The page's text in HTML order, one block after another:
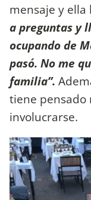
mensaje y ella
a preguntas y
ocupando de
pasó. No me
familia”.
tiene pensado
involucrarse.